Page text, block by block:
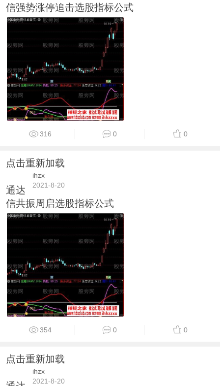
信强势涨停追击选股指标公式
316 0 0
点击重新加载
ihzx
2021-8-20
通达
信共振周启选股指标公式
354 0 0
点击重新加载
ihzx
2021-8-20